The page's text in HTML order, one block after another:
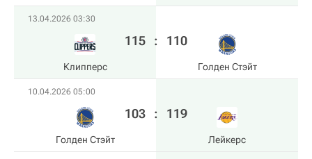
13.04.2026 03:30
Клипперс
115 : 110
Голден Стэйт
10.04.2026 05:00
Голден Стэйт
103 : 119
Лейкерс